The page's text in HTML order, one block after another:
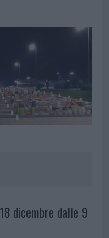
dicembre dalle 9